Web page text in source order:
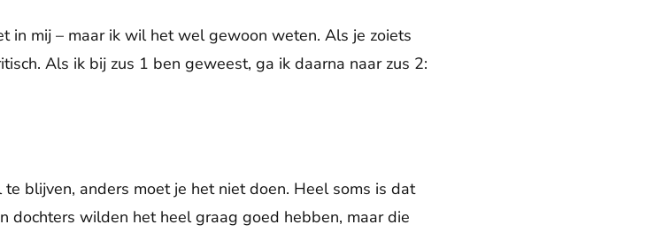
in mij – maar ik wil het wel gewoon weten. Als je zoiets
Als ik bij zus 1 ben geweest, ga ik daarna naar zus 2:
blijven, anders moet je het niet doen. Heel soms is dat
dochters wilden het heel graag goed hebben, maar die